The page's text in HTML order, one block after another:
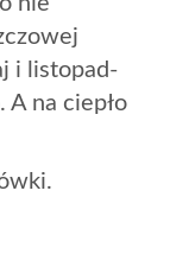
i listopad-
A na ciepło